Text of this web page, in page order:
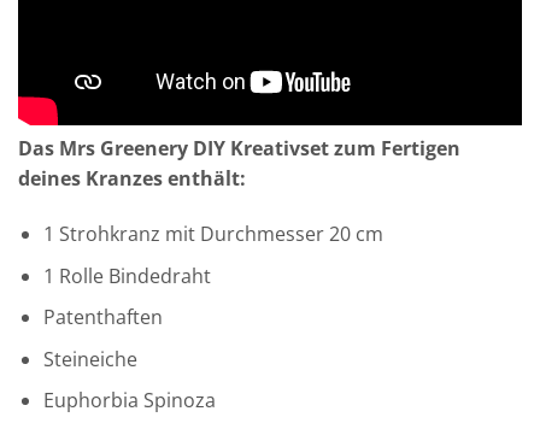
Das Mrs Greenery DIY Kreativset zum Fertigen
deines Kranzes enthält:
1 Strohkranz mit Durchmesser 20 cm
1 Rolle Bindedraht
Patenthaften
Steineiche
Euphorbia Spinoza